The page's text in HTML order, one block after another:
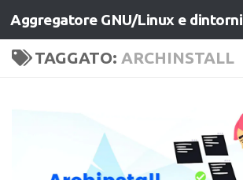
Salta al contenuto
Aggregatore GNU/Linux e dintorni
TAGGATO: ARCHINSTALL